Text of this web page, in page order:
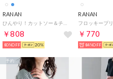
RANAN
￥808
80%OFF 20%
RANAN
￥770
84%OFF
予約